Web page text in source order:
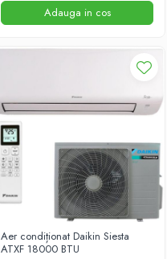
Adauga in cos
Aer condiționat Daikin Siesta
ATXF 18000 BTU